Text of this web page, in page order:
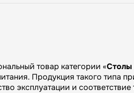
товар категории «Столы
Продукция такого типа
эксплуатации и